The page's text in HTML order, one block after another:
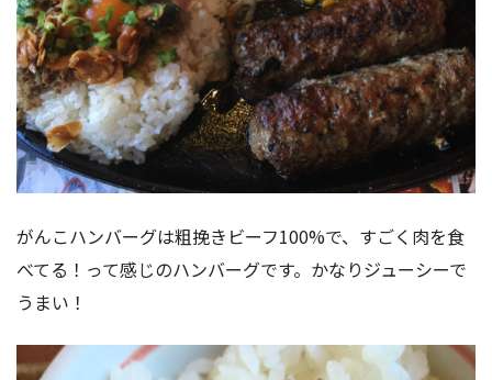
がんこハンバーグは粗挽きビーフ100%で、すごく肉を食
べてる！って感じのハンバーグです。かなりジューシーで
うまい！